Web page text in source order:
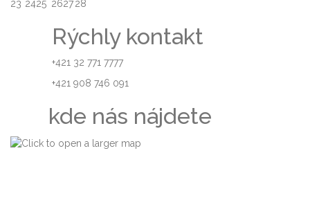
23 2425 262728
Rýchly kontakt
+421 32 771 7777
+421 908 746 091
kde nás nájdete